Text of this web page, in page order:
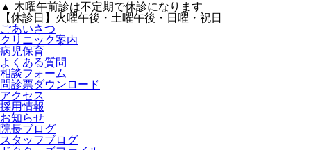
▲ 木曜午前診は不定期で休診になります
【休診日】火曜午後・土曜午後・日曜・祝日
ごあいさつ
クリニック案内
病児保育
よくある質問
相談フォーム
問診票ダウンロード
アクセス
採用情報
お知らせ
院長ブログ
スタッフブログ